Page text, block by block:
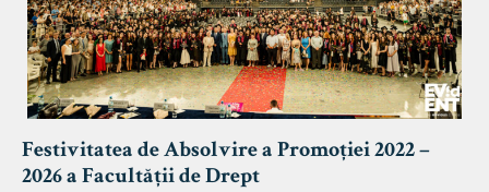
Festivitatea de Absolvire a Promoției 2022 –
2026 a Facultății de Drept